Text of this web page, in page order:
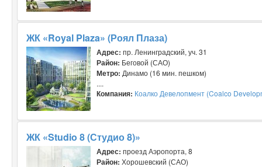
ЖК «Royal Plaza» (Роял Плаза)
Адрес: пр. Ленинградский, уч. 31
Район: Беговой (САО)
Метро: Динамо (16 мин. пешком)
....
Компания: Коалко Девелопмент (Coalco
ЖК «Studio 8 (Студио 8)»
Адрес: проезд Аэропорта, 8
Район: Хорошевский (САО)